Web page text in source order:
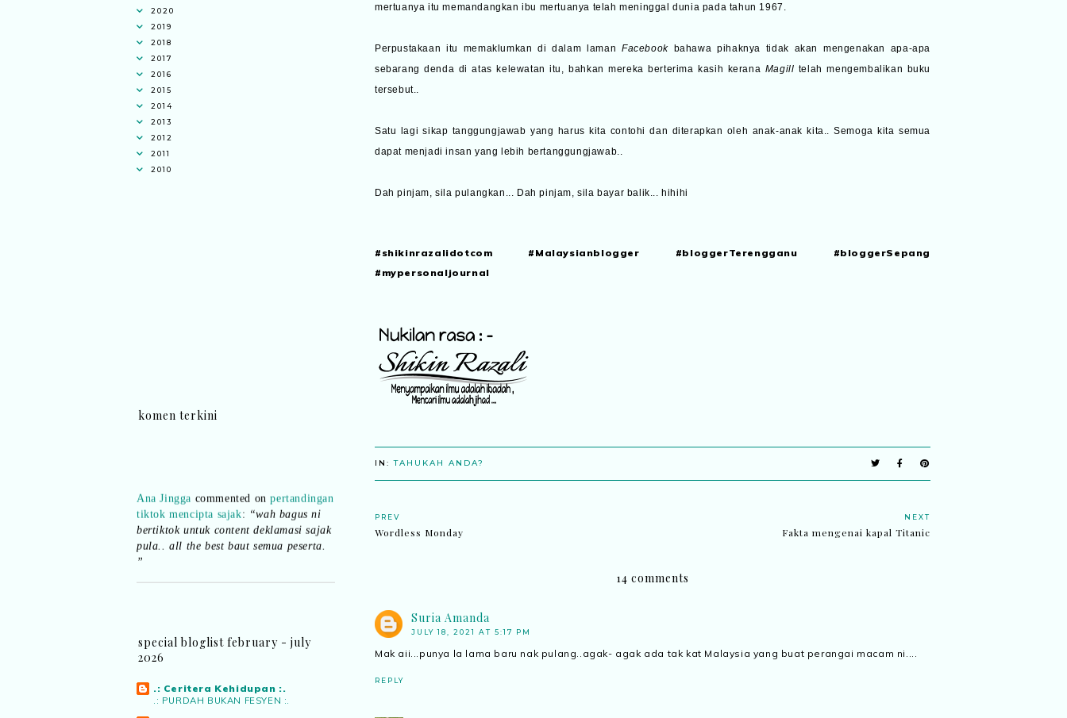
mertuanya itu memandangkan ibu mertuanya telah meninggal dunia pada tahun 1967.
Perpustakaan itu memaklumkan di dalam laman Facebook bahawa pihaknya tidak akan mengenakan apa-apa
sebarang denda di atas kelewatan itu, bahkan mereka berterima kasih kerana Magill telah mengembalikan buku
tersebut..
Satu lagi sikap tanggungjawab yang harus kita contohi dan diterapkan oleh anak-anak kita.. Semoga kita semua
dapat menjadi insan yang lebih bertanggungjawab..
Dah pinjam, sila pulangkan... Dah pinjam, sila bayar balik... hihihi
#shikinrazalidotcom #Malaysianblogger #bloggerTerengganu #bloggerSepang
#mypersonaljournal
IN:TAHUKAH ANDA?
PREV
Wordless Monday
NEXT
Fakta mengenai kapal Titanic
14 comments
Suria Amanda
JULY 18, 2021 AT 5:17 PM
Mak aii...punya la lama baru nak pulang..agak- agak ada tak kat Malaysia yang buat perangai macam ni....
REPLY
2020
2019
2018
2017
2016
2015
2014
2013
2012
2011
2010
komen terkini
tiktok mencipta sajak:“wah bagus ni
bertiktok untuk content deklamasi sajak
pula.. all the best baut semua peserta.
”
Syaz Rahimcommented ondari idea ke
dan teknologi digital terbaik!”
Syaz Rahimcommented on
pertandingan tiktok mencipta sajak
special bloglist february - july
2026
.: Ceritera Kehidupan :.
.: PURDAH BUKAN FESYEN :.